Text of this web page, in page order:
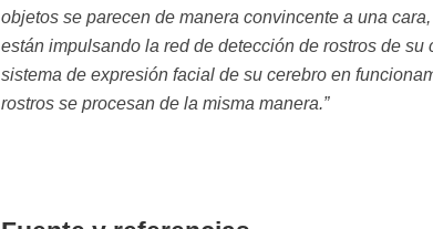
objetos se parecen de manera convincente a una
están impulsando la red de detección de rostros de
sistema de expresión facial de su cerebro en
rostros se procesan de la misma manera.”